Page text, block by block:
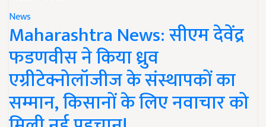
News
Maharashtra News: सीएम देवेंद्र
फडणवीस ने किया ध्रुव
एग्रीटेक्नोलॉजीज के संस्थापकों का
सम्मान, किसानों के लिए नवाचार को